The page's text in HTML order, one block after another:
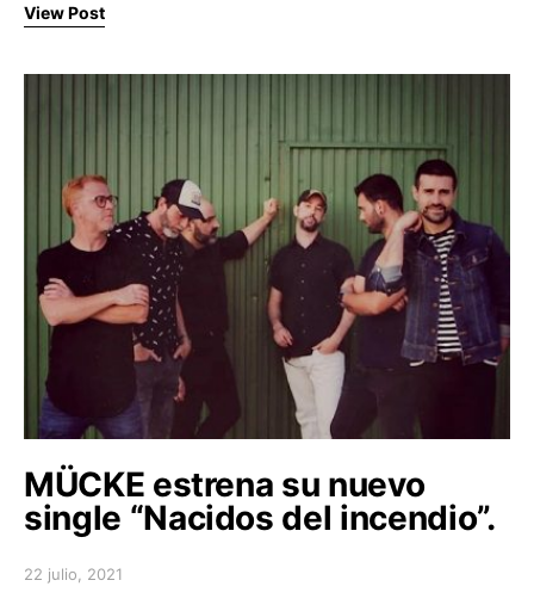
View Post
MÜCKE estrena su nuevo
single “Nacidos del incendio”.
Posted on
22 julio, 2021